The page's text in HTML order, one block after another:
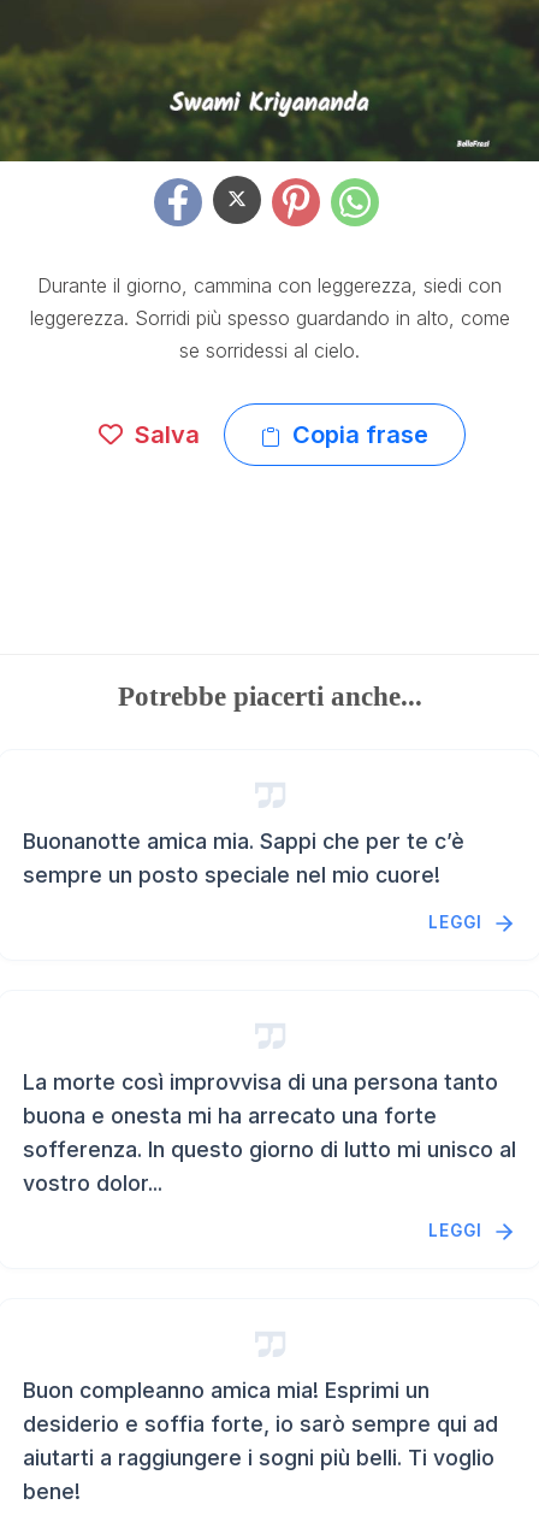
Durante il giorno, cammina con leggerezza, siedi con
leggerezza. Sorridi più spesso guardando in alto, come
se sorridessi al cielo.
Salva Copia frase
Potrebbe piacerti anche...
Buonanotte amica mia. Sappi che per te c’è
sempre un posto speciale nel mio cuore!
LEGGI
La morte così improvvisa di una persona tanto
buona e onesta mi ha arrecato una forte
sofferenza. In questo giorno di lutto mi unisco al
vostro dolor...
LEGGI
Buon compleanno amica mia! Esprimi un
desiderio e soffia forte, io sarò sempre qui ad
aiutarti a raggiungere i sogni più belli. Ti voglio
bene!